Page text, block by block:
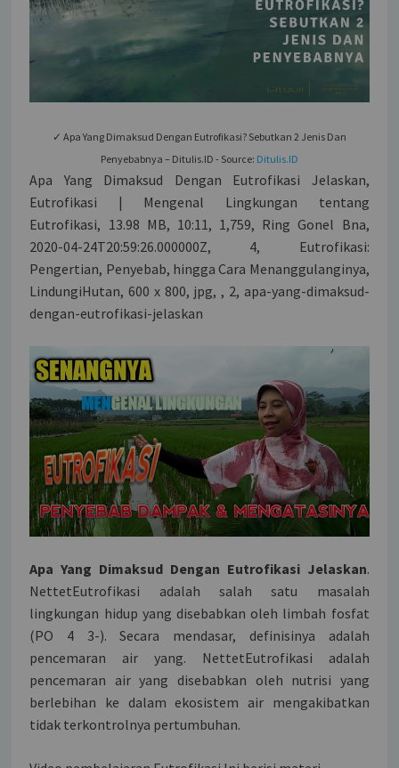
✓ Apa Yang Dimaksud Dengan Eutrofikasi? Sebutkan 2 Jenis Dan
Penyebabnya – Ditulis.ID - Source: Ditulis.ID
Apa Yang Dimaksud Dengan Eutrofikasi Jelaskan,
Eutrofikasi | Mengenal Lingkungan tentang
Eutrofikasi, 13.98 MB, 10:11, 1,759, Ring Gonel Bna,
2020-04-24T20:59:26.000000Z, 4, Eutrofikasi:
Pengertian, Penyebab, hingga Cara Menanggulanginya,
LindungiHutan, 600 x 800, jpg, , 2, apa-yang-dimaksud-
dengan-eutrofikasi-jelaskan
Apa Yang Dimaksud Dengan Eutrofikasi Jelaskan.
NettetEutrofikasi adalah salah satu masalah
lingkungan hidup yang disebabkan oleh limbah fosfat
(PO 4 3-). Secara mendasar, definisinya adalah
pencemaran air yang. NettetEutrofikasi adalah
pencemaran air yang disebabkan oleh nutrisi yang
berlebihan ke dalam ekosistem air mengakibatkan
tidak terkontrolnya pertumbuhan.